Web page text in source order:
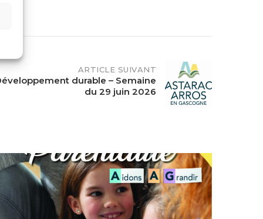
ARTICLE SUIVANT
durable – Semaine
du 29 juin 2026